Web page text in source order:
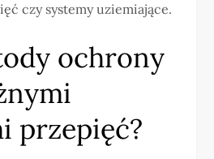
czy systemy uziemiające.
ochrony
przepięć?